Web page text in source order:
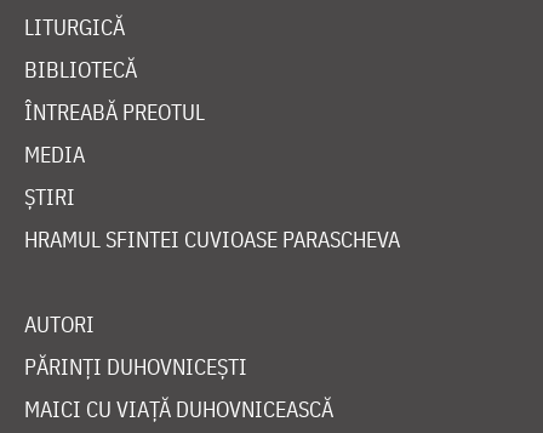
LITURGICĂ
BIBLIOTECĂ
ÎNTREABĂ PREOTUL
MEDIA
ȘTIRI
HRAMUL SFINTEI CUVIOASE PARASCHEVA
AUTORI
PĂRINȚI DUHOVNICEȘTI
MAICI CU VIAȚĂ DUHOVNICEASCĂ